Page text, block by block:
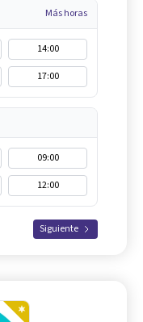
Más horas
14:00
17:00
09:00
12:00
Siguiente